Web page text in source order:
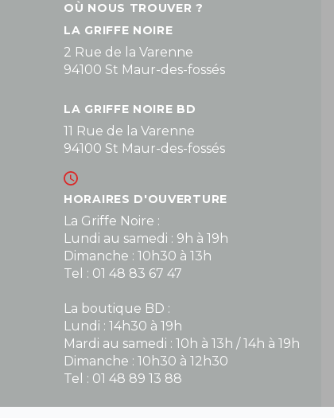
OÙ NOUS TROUVER ?
LA GRIFFE NOIRE
2 Rue de la Varenne
94100 St Maur-des-fossés
LA GRIFFE NOIRE BD
11 Rue de la Varenne
94100 St Maur-des-fossés
HORAIRES D'OUVERTURE
La Griffe Noire :
Lundi au samedi : 9h à 19h
Dimanche : 10h30 à 13h
Tel : 01 48 83 67 47
La boutique BD :
Lundi : 14h30 à 19h
Mardi au samedi : 10h à 13h / 14h à 19h
Dimanche : 10h30 à 12h30
Tel : 01 48 89 13 88